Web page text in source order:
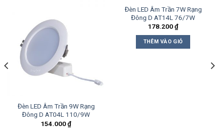
Đèn LED Âm Trần 9W Rạng
Đông D AT04L 110/9W
154.000₫
Đèn LED Âm Trần 7W Rạng
Đông D AT14L 76/7W
178.200₫
THÊM VÀO GIỎ